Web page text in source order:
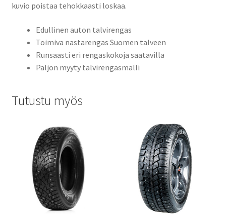
kuvio poistaa tehokkaasti loskaa.
Edullinen auton talvirengas
Toimiva nastarengas Suomen talveen
Runsaasti eri rengaskokoja saatavilla
Paljon myyty talvirengasmalli
Tutustu myös